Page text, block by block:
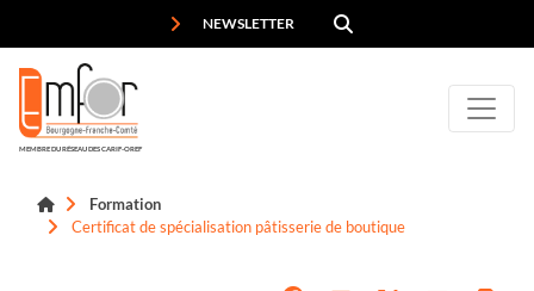
NEWSLETTER
MEMBRE DU RÉSEAU DES CARIF-OREF
Formation
Certificat de spécialisation pâtisserie de boutique
Panneau de gestion des cookies